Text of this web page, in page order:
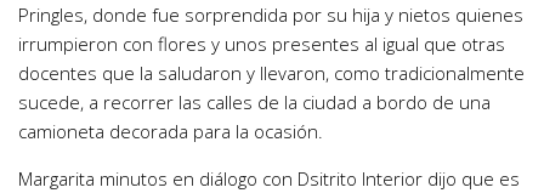
Pringles, donde fue sorprendida por su hija y nietos quienes
irrumpieron con flores y unos presentes al igual que otras
docentes que la saludaron y llevaron, como tradicionalmente
sucede, a recorrer las calles de la ciudad a bordo de una
camioneta decorada para la ocasión.
Margarita minutos en diálogo con Dsitrito Interior dijo que es